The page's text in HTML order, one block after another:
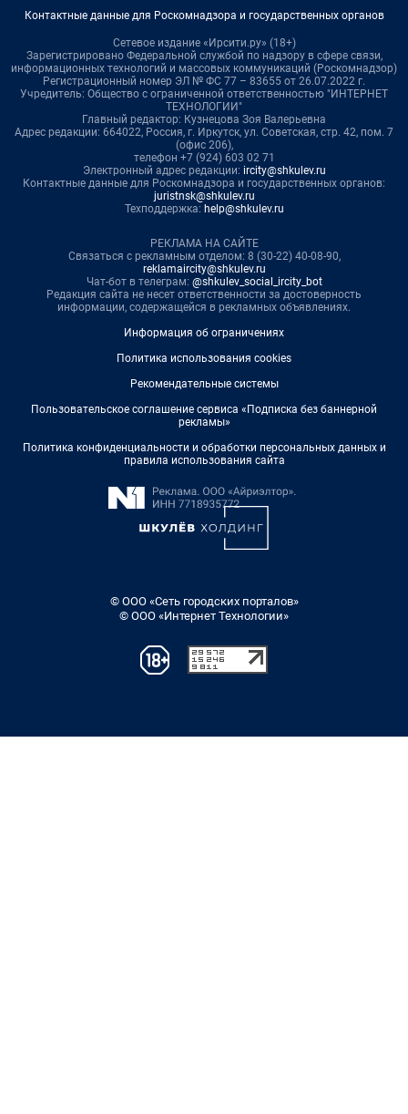
Контактные данные для Роскомнадзора и государственных органов
Сетевое издание «Ирсити.ру» (18+)
Зарегистрировано Федеральной службой по надзору в сфере связи,
информационных технологий и массовых коммуникаций (Роскомнадзор)
Регистрационный номер ЭЛ № ФС 77 – 83655 от 26.07.2022 г.
Учредитель: Общество с ограниченной ответственностью "ИНТЕРНЕТ
ТЕХНОЛОГИИ"
Главный редактор: Кузнецова Зоя Валерьевна
Адрес редакции: 664022, Россия, г. Иркутск, ул. Советская, стр. 42, пом. 7
(офис 206),
телефон +7 (924) 603 02 71
Электронный адрес редакции: ircity@shkulev.ru
Контактные данные для Роскомнадзора и государственных органов:
juristnsk@shkulev.ru
Техподдержка: help@shkulev.ru
РЕКЛАМА НА САЙТЕ
Связаться с рекламным отделом: 8 (30-22) 40-08-90,
reklamaircity@shkulev.ru
Чат-бот в телеграм: @shkulev_social_ircity_bot
Редакция сайта не несет ответственности за достоверность
информации, содержащейся в рекламных объявлениях.
Информация об ограничениях
Политика использования cookies
Рекомендательные системы
Пользовательское соглашение сервиса «Подписка без баннерной
рекламы»
Политика конфиденциальности и обработки персональных данных и
правила использования сайта
© ООО «Сеть городских порталов»
© ООО «Интернет Технологии»